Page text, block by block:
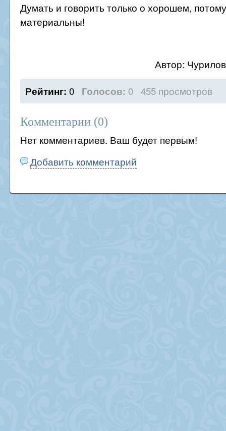
Думать и говорить только о хорошем,
материальны!
Автор:
Рейтинг: 0 Голосов: 0 455 просмотров
Комментарии (0)
Нет комментариев. Ваш будет первым!
Добавить комментарий